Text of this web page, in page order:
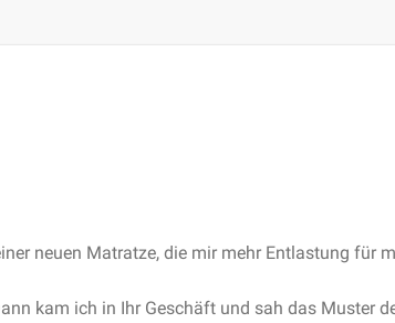
neuen Matratze, die mir mehr Entlastung für
kam ich in Ihr Geschäft und sah das Muster